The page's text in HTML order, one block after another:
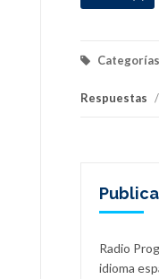
Respuestas /
Radio
idioma